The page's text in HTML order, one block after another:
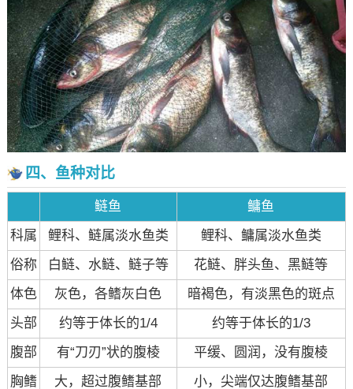
四、鱼种对比
鲢鱼
鳙鱼
科属
鲤科、鲢属淡水鱼类
鲤科、鳙属淡水鱼类
俗称
白鲢、水鲢、鲢子等
花鲢、胖头鱼、黑鲢等
体色
灰色，各鳍灰白色
暗褐色，有淡黑色的斑点
头部
约等于体长的1/4
约等于体长的1/3
腹部
有“刀刃”状的腹棱
平缓、圆润，没有腹棱
胸鳍
大，超过腹鳍基部 小，尖端仅达腹鳍基部